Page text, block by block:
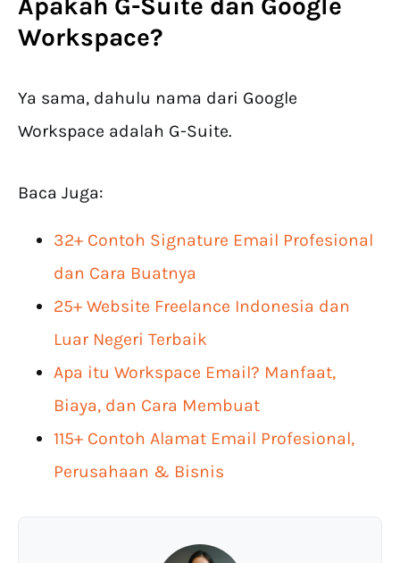
Workspace?
Ya sama, dahulu nama dari Google
Workspace adalah G-Suite.
Baca Juga:
32+ Contoh Signature Email Profesional
dan Cara Buatnya
25+ Website Freelance Indonesia dan
Luar Negeri Terbaik
Apa itu Workspace Email? Manfaat,
Biaya, dan Cara Membuat
115+ Contoh Alamat Email Profesional,
Perusahaan & Bisnis